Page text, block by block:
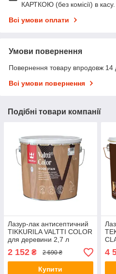
КАРТКОЮ (без комісії) в касу.
Всі умови оплати
Умови повернення
Повернення товару впродовж 14
Всі умови повернення
Подібні товари компанії
Лазур-лак антисептичний
TIKKURILA VALTTI COLOR
для деревини 2,7 л
2 152 ₴ 2 690 ₴
Купити
л
4